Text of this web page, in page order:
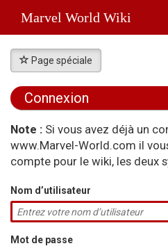
Marvel World Wiki
Page spéciale
Connexion
Note : Si vous avez déjà un
www.Marvel-World.com il
compte pour le wiki, les deux
Nom d’utilisateur
Mot de passe